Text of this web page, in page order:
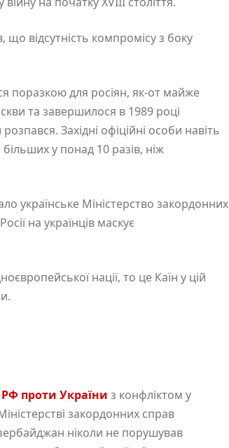
що відсутність компромісу з боку
поразкою для росіян, як-от майже
та завершилося в 1989 році
Західні офіційні особи навіть
у понад 10 разів, ніж
українське Міністерство закордонних
на українців маскує
нації, то це Каїн у цій
РФ проти України з конфліктом у
закордонних справ
ніколи не порушував